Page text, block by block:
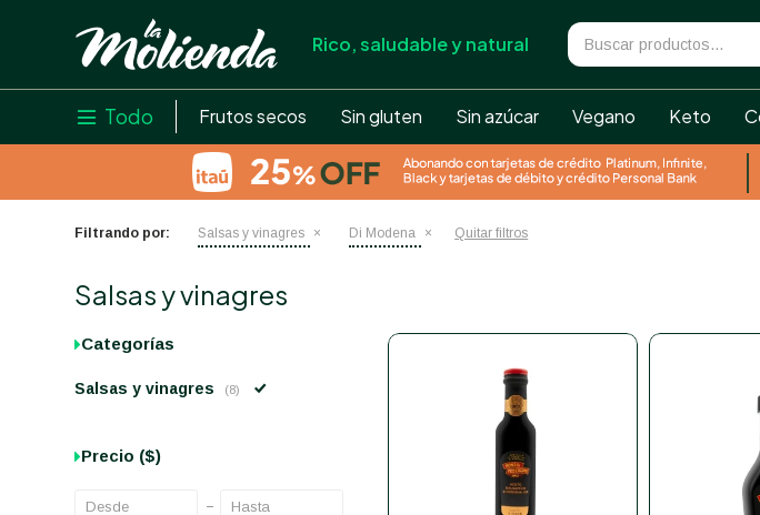
Rico, saludable y natural
 Todo Frutos secos Sin gluten Sin azúcar Vegano Keto
Filtrando por: Salsas y vinagres Di Modena Quitar filtros
Salsas y vinagres
Categorías
Salsas y vinagres (8)
Precio ($)
close
store
local_shipping
credit_card
help